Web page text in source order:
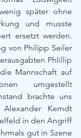
später ohne
und musste
ersetzt werden.
von Philipp Seiler
Phlillip
Mannschaft auf
umgestellt
brachte uns
Kerndt
in den Angriff
gut in Szene